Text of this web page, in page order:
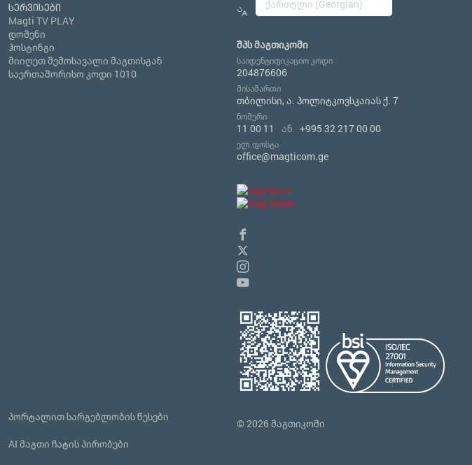
სერვისები
Magti TV PLAY
დომენი
ჰოსტინგი
მიიღეთ შემოსავალი მაგთისგან
საერთაშორისო კოდი 1010
შპს მაგთიკომი
საიდენტიფიკაციო კოდი
204876606
მისამართი
თბილისი, ა. პოლიტკოვსკაიას ქ. 7
ნომერი
11 00 11 ან +995 32 217 00 00
ელ.ფოსტა
office@magticom.ge
პორტალით სარგებლობის წესები
AI მაგთი ჩატის პირობები
© 2026 მაგთიკომი